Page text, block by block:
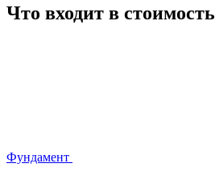
Что входит в стоимость
Фундамент